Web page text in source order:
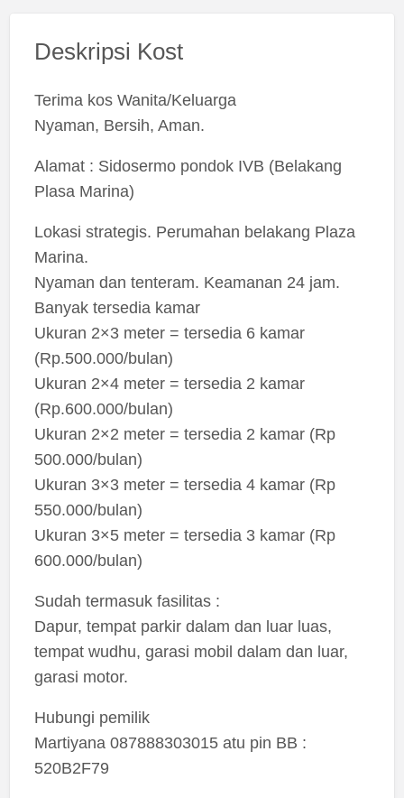
Deskripsi Kost
Terima kos Wanita/Keluarga
Nyaman, Bersih, Aman.
Alamat : Sidosermo pondok IVB (Belakang
Plasa Marina)
Lokasi strategis. Perumahan belakang Plaza
Marina.
Nyaman dan tenteram. Keamanan 24 jam.
Banyak tersedia kamar
Ukuran 2×3 meter = tersedia 6 kamar
(Rp.500.000/bulan)
Ukuran 2×4 meter = tersedia 2 kamar
(Rp.600.000/bulan)
Ukuran 2×2 meter = tersedia 2 kamar (Rp
500.000/bulan)
Ukuran 3×3 meter = tersedia 4 kamar (Rp
550.000/bulan)
Ukuran 3×5 meter = tersedia 3 kamar (Rp
600.000/bulan)
Sudah termasuk fasilitas :
Dapur, tempat parkir dalam dan luar luas,
tempat wudhu, garasi mobil dalam dan luar,
garasi motor.
Hubungi pemilik
Martiyana 087888303015 atu pin BB :
520B2F79